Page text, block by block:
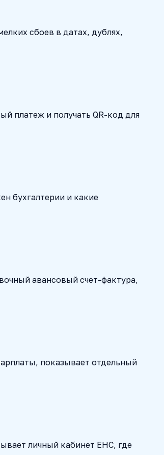
сбоев в датах, дублях,
платеж и получать QR-код для
бухгалтерии и какие
авансовый счет-фактура,
показывает отдельный
личный кабинет ЕНС, где